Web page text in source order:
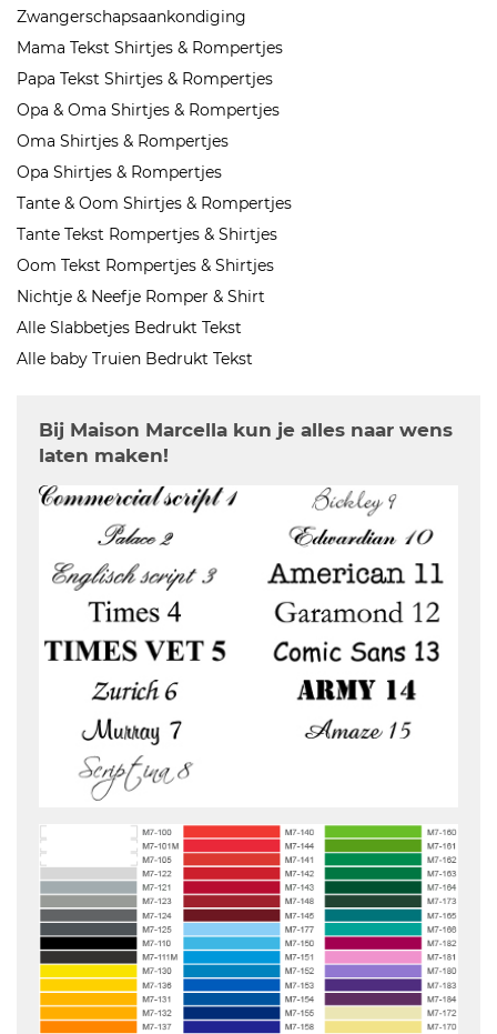
Zwangerschapsaankondiging
Mama Tekst Shirtjes & Rompertjes
Papa Tekst Shirtjes & Rompertjes
Opa & Oma Shirtjes & Rompertjes
Oma Shirtjes & Rompertjes
Opa Shirtjes & Rompertjes
Tante & Oom Shirtjes & Rompertjes
Tante Tekst Rompertjes & Shirtjes
Oom Tekst Rompertjes & Shirtjes
Nichtje & Neefje Romper & Shirt
Alle Slabbetjes Bedrukt Tekst
Alle baby Truien Bedrukt Tekst
Bij Maison Marcella kun je alles naar wens
laten maken!